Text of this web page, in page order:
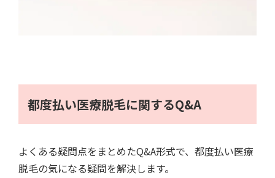
都度払い医療脱毛に関するQ&A
よくある疑問点をまとめたQ&A形式で、都度払い医療
脱毛の気になる疑問を解決します。